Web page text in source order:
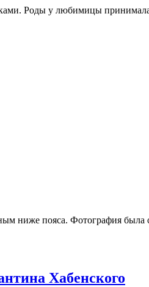
Роды у любимицы
ниже пояса. Фотография
Хабенского